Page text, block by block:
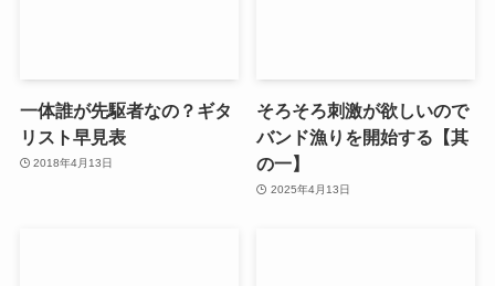
一体誰が先駆者なの？ギタ
リスト早見表
2018年4月13日
そろそろ刺激が欲しいので
バンド漁りを開始する【其
の一】
2025年4月13日